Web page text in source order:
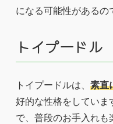
になる可能性があるの
トイプードル
トイプードルは、 素直
好的な性格をしていま
で、普段のお手入れも